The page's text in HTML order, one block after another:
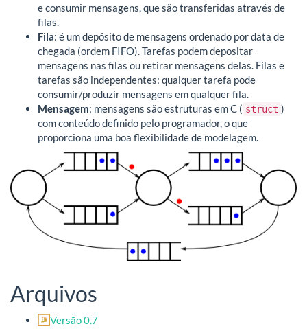
e consumir mensagens, que são transferidas através de
filas.
Fila: é um depósito de mensagens ordenado por data de
chegada (ordem FIFO). Tarefas podem depositar
mensagens nas filas ou retirar mensagens delas. Filas e
tarefas são independentes: qualquer tarefa pode
consumir/produzir mensagens em qualquer fila.
Mensagem: mensagens são estruturas em C ( struct )
com conteúdo definido pelo programador, o que
proporciona uma boa flexibilidade de modelagem.
Arquivos
Versão 0.7